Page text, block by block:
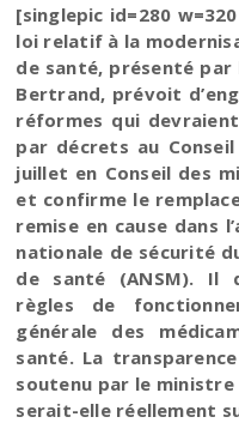
[singlepic id=280
loi relatif à la
de santé, présenté par
Bertrand, prévoit
réformes qui
par décrets au
juillet en Conseil des
et confirme le
remise en cause dans
nationale de sécurité
de santé (ANSM). Il
règles de
générale des
santé. La
soutenu par le
serait-elle réellement